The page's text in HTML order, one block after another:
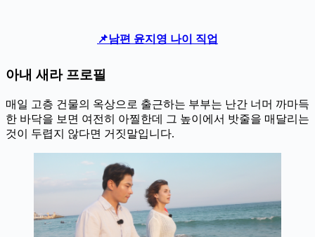
📌남편 윤지영 나이 직업
아내 새라 프로필
매일 고층 건물의 옥상으로 출근하는 부부는 난간 너머 까마득
한 바닥을 보면 여전히 아찔한데 그 높이에서 밧줄을 매달리는
것이 두렵지 않다면 거짓말입니다.